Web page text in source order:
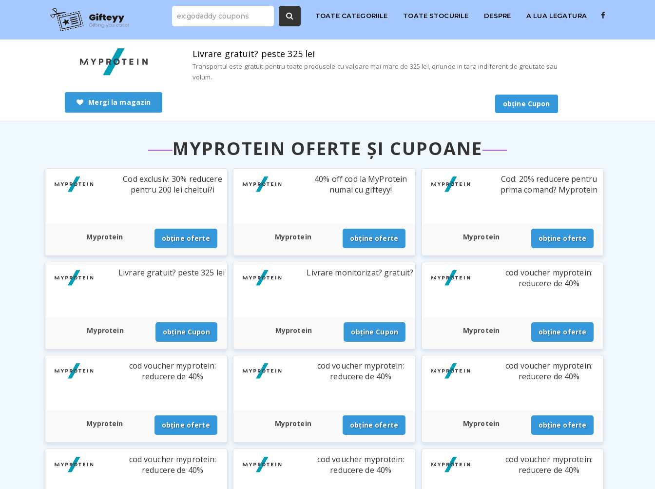
TOATE CATEGORIILE TOATE STOCURILE DESPRE A LUA LEGATURA
Mergi la magazin
Livrare gratuit? peste 325 lei
Transportul este gratuit pentru toate produsele cu valoare mai mare de 325 lei, oriunde in tara indiferent de greutate sau
volum.
obține Cupon
MYPROTEIN OFERTE ȘI CUPOANE
Cod exclusiv: 30% reducere
pentru 200 lei cheltui?i
Myprotein obține oferte
40% off cod la MyProtein
numai cu gifteyy!
Myprotein obține oferte
Cod: 20% reducere pentru
prima comand? Myprotein
Myprotein obține oferte
Livrare gratuit? peste 325 lei
Myprotein obține Cupon
Livrare monitorizat? gratuit?
Myprotein obține Cupon
cod voucher myprotein:
reducere de 40%
Myprotein obține oferte
cod voucher myprotein:
reducere de 40%
Myprotein obține oferte
cod voucher myprotein:
reducere de 40%
Myprotein obține oferte
cod voucher myprotein:
reducere de 40%
Myprotein obține oferte
cod voucher myprotein:
reducere de 40%
cod voucher myprotein:
reducere de 40%
cod voucher myprotein:
reducere de 40%